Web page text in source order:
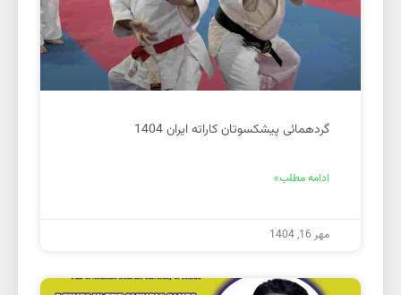
گردهمائی پیشکسوتان کاراته ایران 1404
ادامه مطلب»
مهر 16, 1404